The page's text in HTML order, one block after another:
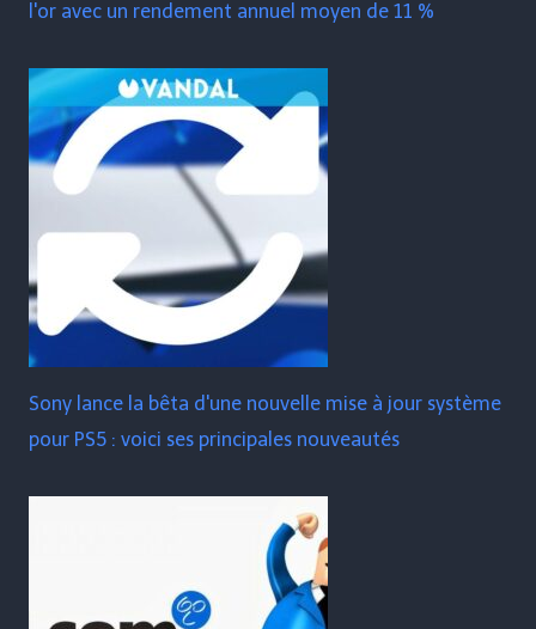
l'or avec un rendement annuel moyen de 11 %
Sony lance la bêta d'une nouvelle mise à jour système
pour PS5 : voici ses principales nouveautés